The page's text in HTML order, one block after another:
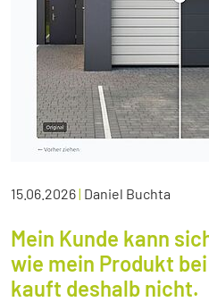
15.06.2026| Daniel Buchta
Mein Kunde kann
wie mein Produkt
kauft deshalb nicht.